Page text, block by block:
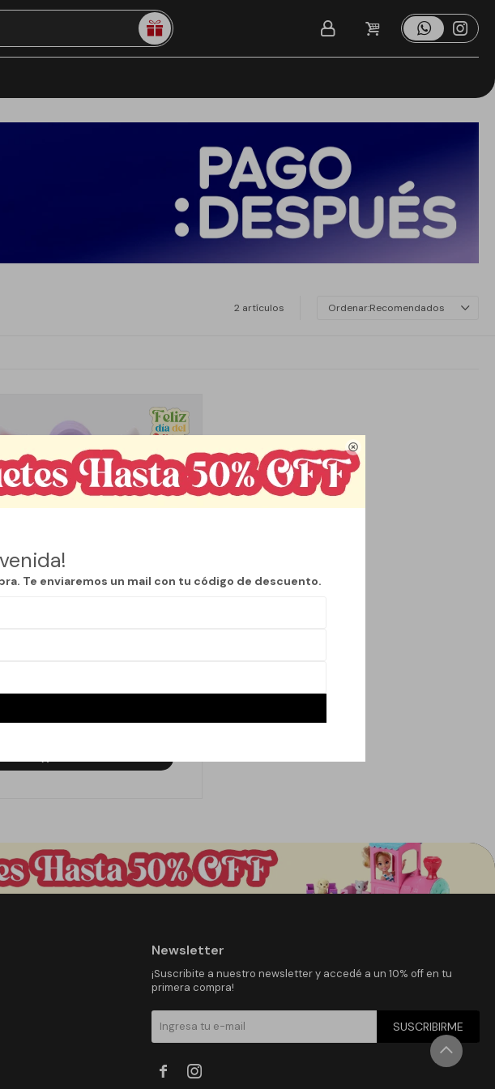

Te enviaremos un mail con tu código de descuento.
2 artículos Recomendados
INFANTIL UNICORNIO - BLANCO
Newsletter
¡Suscribite a nuestro newsletter y accedé a un 10% off en tu
primera compra!
SUSCRIBIRME
 